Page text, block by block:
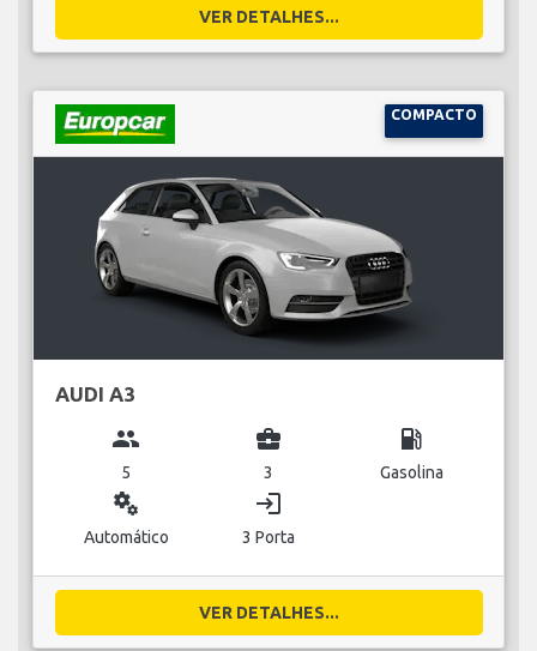
VER DETALHES...
COMPACTO
AUDI A3
group
5
business_center
3
local_gas_station
Gasolina
miscellaneous_services
Automático
login
3 Porta
VER DETALHES...